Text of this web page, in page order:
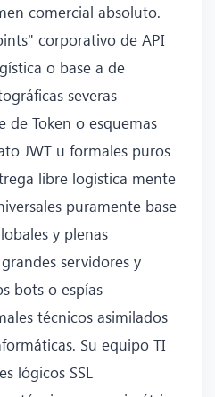
comercial absoluto.
corporativo de API
o base a de
severas
de Token o esquemas
JWT u formales puros
libre logística mente
puramente base
y plenas
servidores y
bots o espías
técnicos asimilados
Su equipo TI
lógicos SSL